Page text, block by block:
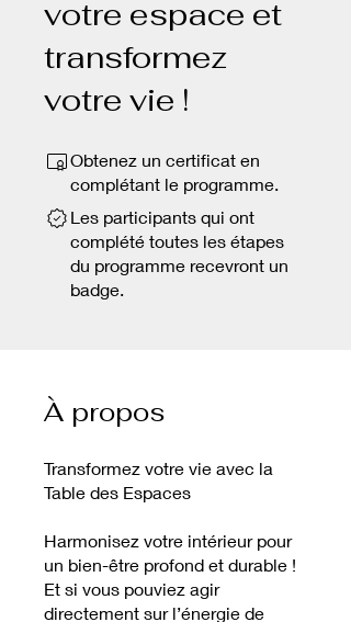
votre espace et
transformez
votre vie !
Obtenez un certificat en
complétant le programme.
Les participants qui ont
complété toutes les étapes
du programme recevront un
badge.
À propos
Transformez votre vie avec la
Table des Espaces
Harmonisez votre intérieur pour
un bien-être profond et durable !
Et si vous pouviez agir
directement sur l’énergie de